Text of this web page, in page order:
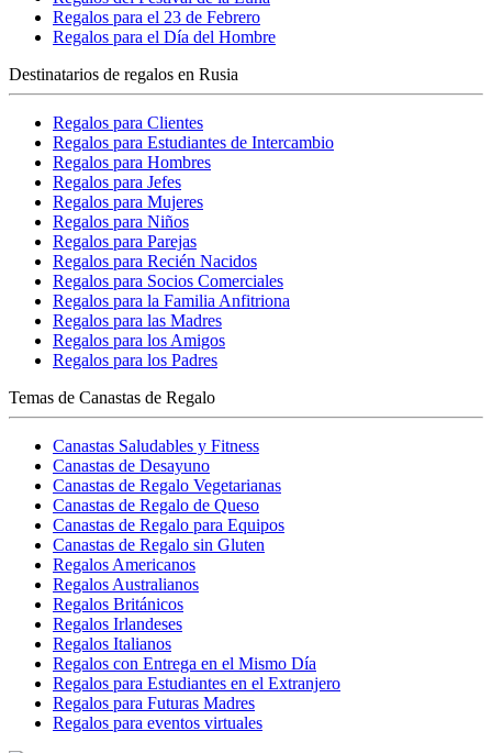
Regalos para el 23 de Febrero
Regalos para el Día del Hombre
Destinatarios de regalos en Rusia
Regalos para Clientes
Regalos para Estudiantes de Intercambio
Regalos para Hombres
Regalos para Jefes
Regalos para Mujeres
Regalos para Niños
Regalos para Parejas
Regalos para Recién Nacidos
Regalos para Socios Comerciales
Regalos para la Familia Anfitriona
Regalos para las Madres
Regalos para los Amigos
Regalos para los Padres
Temas de Canastas de Regalo
Canastas Saludables y Fitness
Canastas de Desayuno
Canastas de Regalo Vegetarianas
Canastas de Regalo de Queso
Canastas de Regalo para Equipos
Canastas de Regalo sin Gluten
Regalos Americanos
Regalos Australianos
Regalos Británicos
Regalos Irlandeses
Regalos Italianos
Regalos con Entrega en el Mismo Día
Regalos para Estudiantes en el Extranjero
Regalos para Futuras Madres
Regalos para eventos virtuales